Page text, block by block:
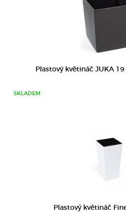
Plastový květináč JUKA
SKLADEM
Plastový květináč